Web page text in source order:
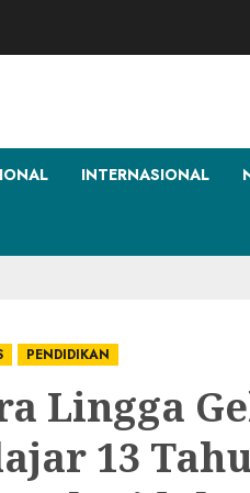
INTERNASIONAL
PENDIDIKAN
Lingga
13